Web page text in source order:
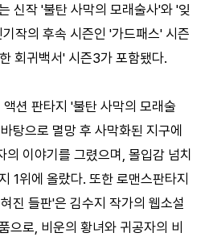
신작 '불탄 사막의 모래술사'와 '잊
작의 후속 시즌인 '가드패스' 시즌
회귀백서' 시즌3가 포함됐다.
션 판타지 '불탄 사막의 모래술
탕으로 멸망 후 사막화된 지구에
이야기를 그렸으며, 몰입감 넘치
1위에 올랐다. 또한 로맨스판타지
진 들판'은 김수지 작가의 웹소설
으로, 비운의 황녀와 귀공자의 비